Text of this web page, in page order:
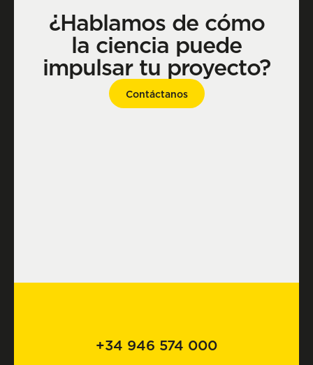
¿Hablamos de cómo
la ciencia puede
impulsar tu proyecto?
Contáctanos
+34 946 574 000